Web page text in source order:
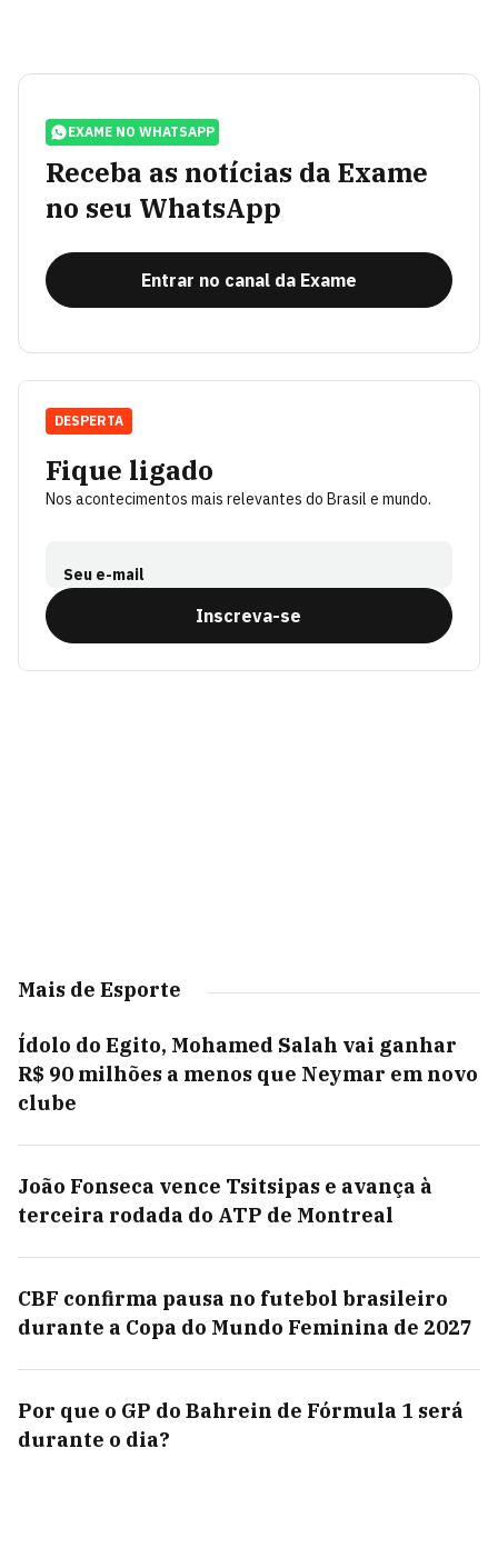
EXAME NO WHATSAPP
Receba as notícias da Exame
no seu WhatsApp
Entrar no canal da Exame
Fique ligado
Nos acontecimentos mais relevantes do Brasil e mundo.
Seu e-mail
Inscreva-se
DESPERTA
Mais de Esporte
Ídolo do Egito, Mohamed Salah vai ganhar
R$ 90 milhões a menos que Neymar em novo
clube
João Fonseca vence Tsitsipas e avança à
terceira rodada do ATP de Montreal
CBF confirma pausa no futebol brasileiro
durante a Copa do Mundo Feminina de 2027
Por que o GP do Bahrein de Fórmula 1 será
durante o dia?